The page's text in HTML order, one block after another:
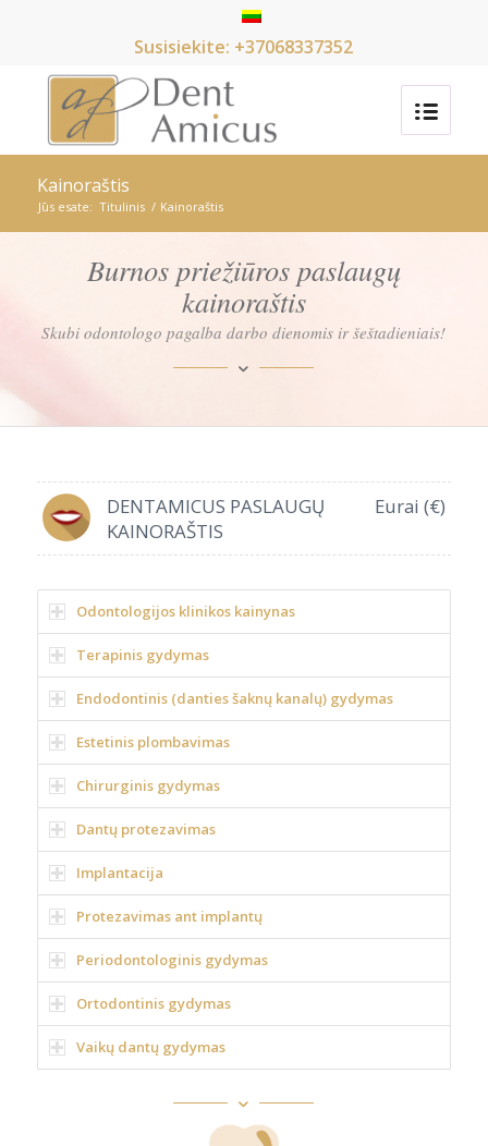
Susisiekite: +37068337352
Kainoraštis
Jūs esate: Titulinis / Kainoraštis
Burnos priežiūros paslaugų
kainoraštis
Skubi odontologo pagalba darbo dienomis ir šeštadieniais!
DENTAMICUS PASLAUGŲ
KAINORAŠTIS
Eurai (€)
Odontologijos klinikos kainynas
Terapinis gydymas
Endodontinis (danties šaknų kanalų) gydymas
Estetinis plombavimas
Chirurginis gydymas
Dantų protezavimas
Implantacija
Protezavimas ant implantų
Periodontologinis gydymas
Ortodontinis gydymas
Vaikų dantų gydymas